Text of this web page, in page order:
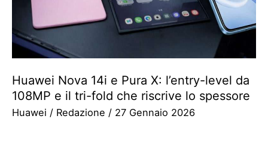
Huawei Nova 14i e Pura X: l’entry-level da
108MP e il tri-fold che riscrive lo spessore
Huawei / Redazione / 27 Gennaio 2026